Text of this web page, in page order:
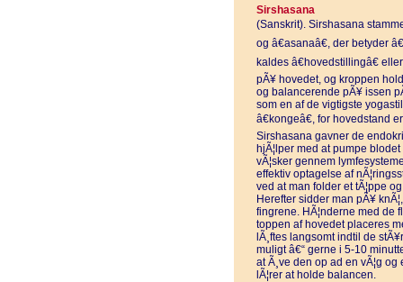
Sirshasana
(Sanskrit). Sirshasana
og â€asanaâ€, der betyder
kaldes â€hovedstillingâ€
pÃ¥ hovedet, og kroppen
og balancerende pÃ¥ issen
som en af de vigtigste
â€kongeâ€, for hovedstand
Sirshasana gavner de
hjÃ¦lper med at pumpe
vÃ¦sker gennem
effektiv optagelse af
ved at man folder et tÃ¦ppe
Herefter sidder man pÃ¥
fingrene. HÃ¦nderne med de
toppen af hovedet placeres
lÃ¸ftes langsomt indtil de
muligt â€“ gerne i 5-10
at Ã¸ve den op ad en vÃ¦g
lÃ¦rer at holde balancen.